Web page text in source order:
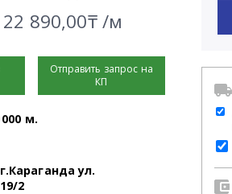
22 890,00₸ /м
Отправить запрос на
КП
000 м.
ул.
2